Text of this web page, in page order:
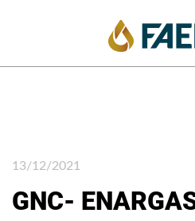
13/12/2021
GNC-